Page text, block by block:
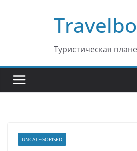
Туристическая
UNCATEGORISED